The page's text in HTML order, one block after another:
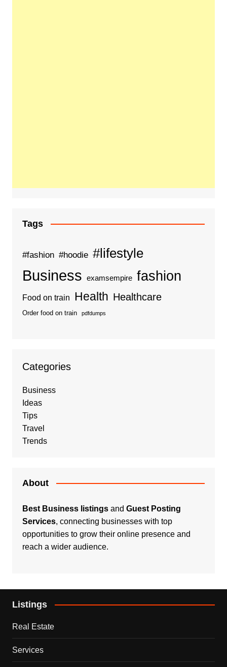
Tags
#fashion #hoodie #lifestyle
Business examsempire fashion
Food on train Health Healthcare
Order food on train pdfdumps
Categories
Business
Ideas
Tips
Travel
Trends
About
Best Business listingsand Guest Posting
Services, connecting businesses with top
opportunities to grow their online presence and
reach a wider audience.
Listings
Real Estate
Services